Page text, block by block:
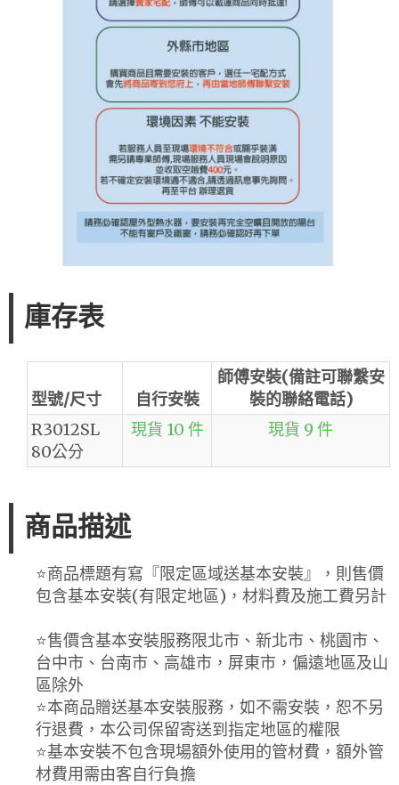
庫存表
型號/尺寸 自行安裝
師傅安裝(備註可聯繫安
裝的聯絡電話)
R3012SL
80公分
現貨 10 件 現貨 9 件
商品描述
⭐️商品標題有寫『限定區域送基本安裝』，則售價
包含基本安裝(有限定地區)，材料費及施工費另計
⭐️售價含基本安裝服務限北市、新北市、桃園市、
台中市、台南市、高雄市，屏東市，偏遠地區及山
區除外
⭐️本商品贈送基本安裝服務，如不需安裝，恕不另
行退費，本公司保留寄送到指定地區的權限
⭐️基本安裝不包含現場額外使用的管材費，額外管
材費用需由客自行負擔